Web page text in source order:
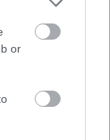
or
game vs
before
derby